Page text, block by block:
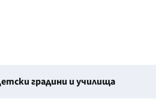
градини и училища